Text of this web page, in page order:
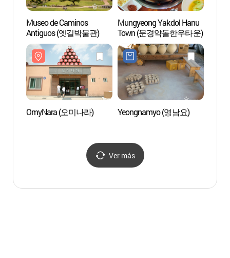
Museo de Caminos
Antiguos (옛길박물관)
Mungyeong Yakdol Hanu
Town (문경약돌한우타운)
OmyNara (오미나라) Yeongnamyo (영남요)
Ver más